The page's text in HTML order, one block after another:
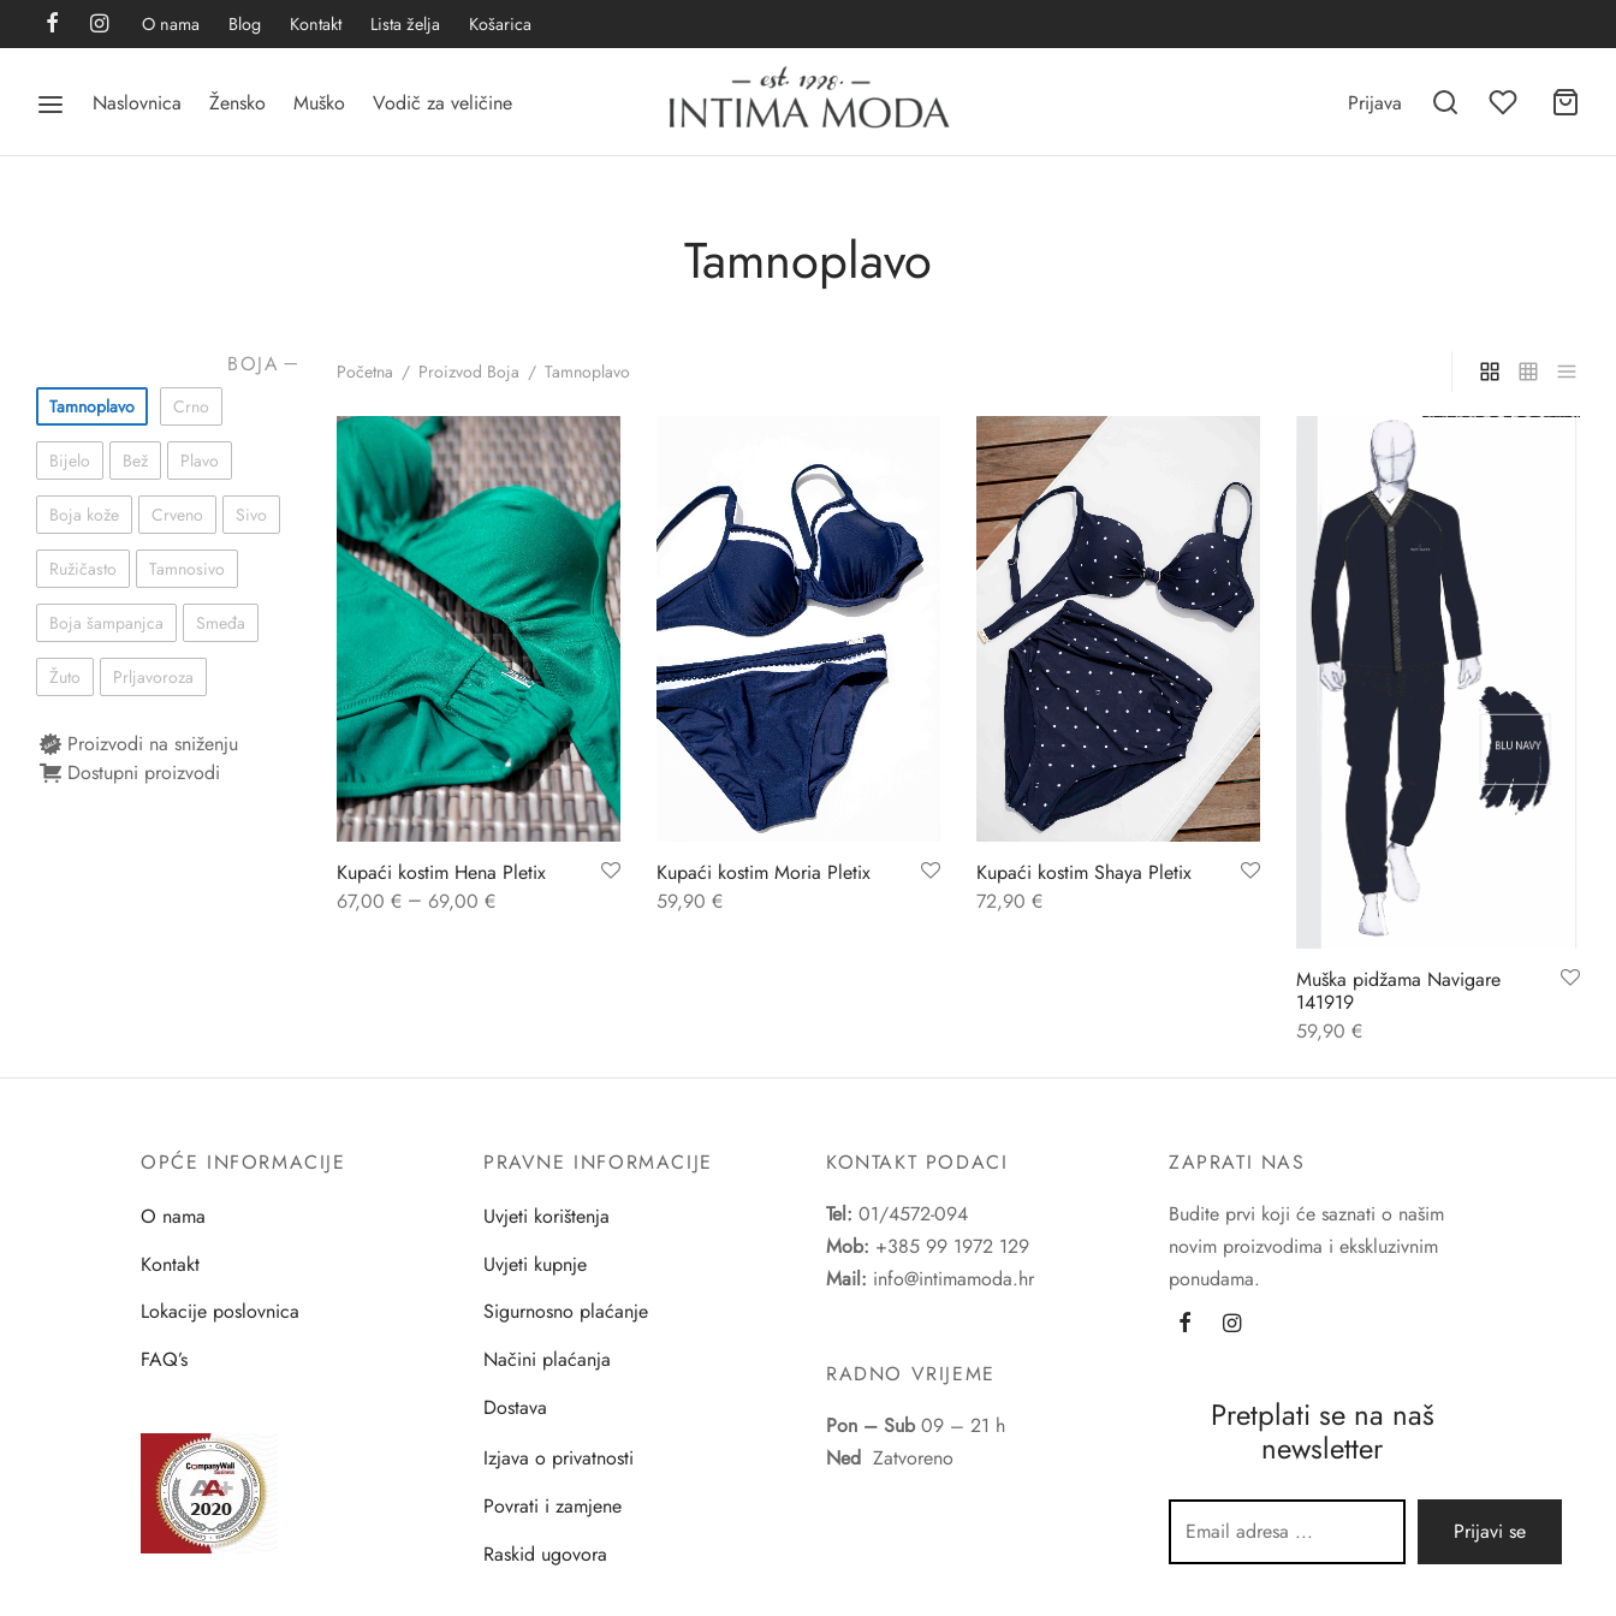
O nama Blog Kontakt Lista želja Košarica
Naslovnica Žensko Muško Vodič za veličine Prijava
Tamnoplavo
BOJA
Tamnoplavo Crno
Bijelo Bež Plavo
Boja kože Crveno Sivo
Ružičasto Tamnosivo
Boja šampanjca Smeđa
Žuto Prljavoroza
Proizvodi na sniženju
Dostupni proizvodi
Početna / Proizvod Boja / Tamnoplavo
Kupaći kostim Hena Pletix
67,00 € – 69,00 €
Kupaći kostim Moria Pletix
59,90 €
Kupaći kostim Shaya Pletix
72,90 €
Muška pidžama Navigare
141919
59,90 €
OPĆE INFORMACIJE
O nama
Kontakt
Lokacije poslovnica
FAQ’s
PRAVNE INFORMACIJE
Uvjeti korištenja
Uvjeti kupnje
Sigurnosno plaćanje
Načini plaćanja
Dostava
Izjava o privatnosti
Povrati i zamjene
Raskid ugovora
KONTAKT PODACI
Tel: 01/4572-094
Mob: +385 99 1972 129
Mail: info@intimamoda.hr
RADNO VRIJEME
Pon – Sub09 – 21 h
Ned Zatvoreno
ZAPRATI NAS
Budite prvi koji će saznati o našim
novim proizvodima i ekskluzivnim
ponudama.
Pretplati se na naš
newsletter